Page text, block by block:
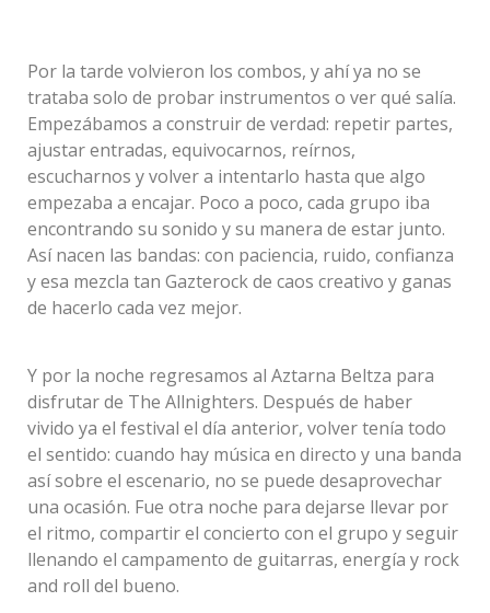
Por la tarde volvieron los combos, y ahí ya no se
trataba solo de probar instrumentos o ver qué salía.
Empezábamos a construir de verdad: repetir partes,
ajustar entradas, equivocarnos, reírnos,
escucharnos y volver a intentarlo hasta que algo
empezaba a encajar. Poco a poco, cada grupo iba
encontrando su sonido y su manera de estar junto.
Así nacen las bandas: con paciencia, ruido, confianza
y esa mezcla tan Gazterock de caos creativo y ganas
de hacerlo cada vez mejor.
Y por la noche regresamos al Aztarna Beltza para
disfrutar de The Allnighters. Después de haber
vivido ya el festival el día anterior, volver tenía todo
el sentido: cuando hay música en directo y una banda
así sobre el escenario, no se puede desaprovechar
una ocasión. Fue otra noche para dejarse llevar por
el ritmo, compartir el concierto con el grupo y seguir
llenando el campamento de guitarras, energía y rock
and roll del bueno.